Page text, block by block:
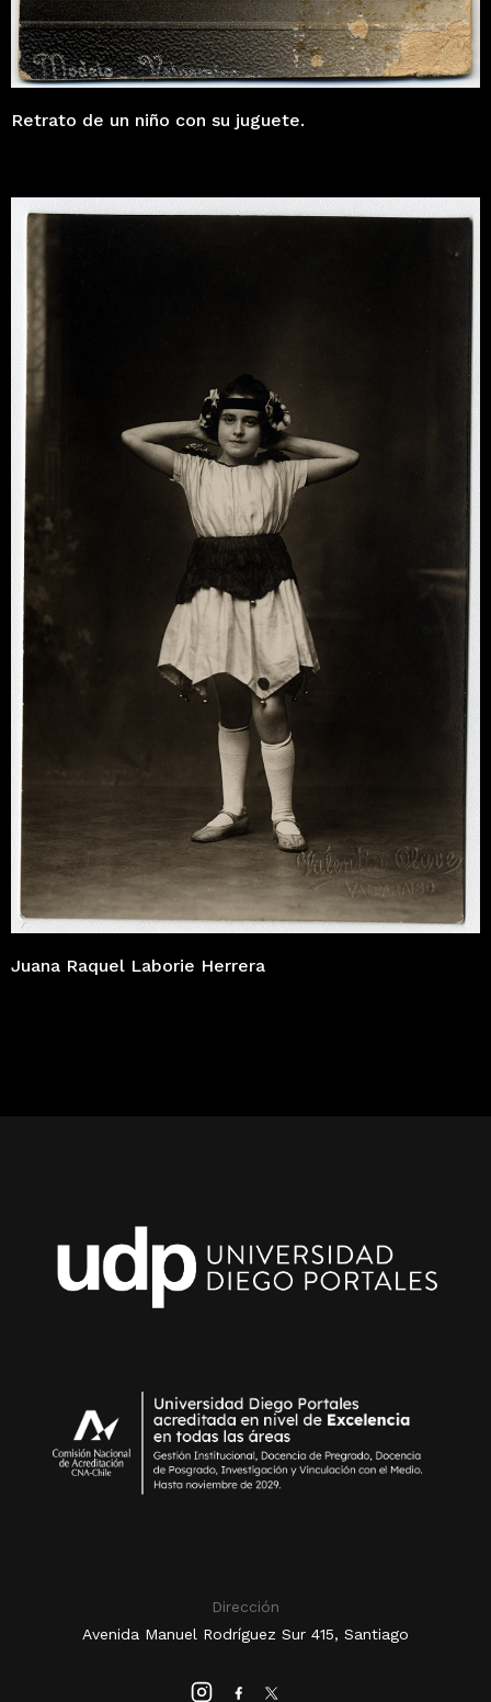
Retrato de un niño con su juguete.
Juana Raquel Laborie Herrera
Dirección
Avenida Manuel Rodríguez Sur 415, Santiago